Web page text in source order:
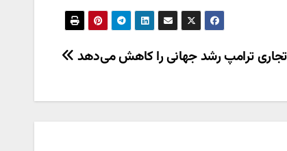
ترامپ رشد جهانی را کاهش می‌دهد